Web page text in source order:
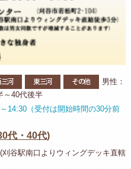
河 東三河 その他
男性：
～40代後半
14:30（受付は開始時間の30分前
代・40代)
谷駅南口よりウィングデッキ直轄